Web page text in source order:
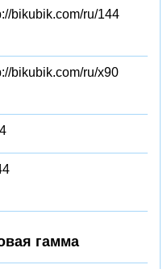
bikubik.com/ru/144
bikubik.com/ru/x90
гамма